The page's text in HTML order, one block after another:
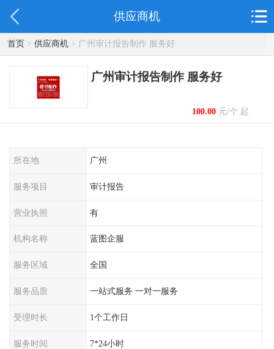
供应商机
首页> 供应商机> 广州审计报告制作 服务好
广州审计报告制作 服务好
100.00元/个 起
所在地 广州
服务项目 审计报告
营业执照 有
机构名称 蓝图企服
服务区域 全国
服务品质 一站式服务 一对一服务
受理时长 1个工作日
服务时间 7*24小时